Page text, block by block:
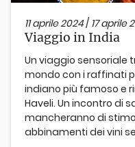
11 aprile 2024/ 17 aprile
Viaggio in India
Un viaggio sensoriale
mondo con i raffinati
indiano più famoso e
Haveli. Un incontro di
mancheranno di
abbinamenti dei vini